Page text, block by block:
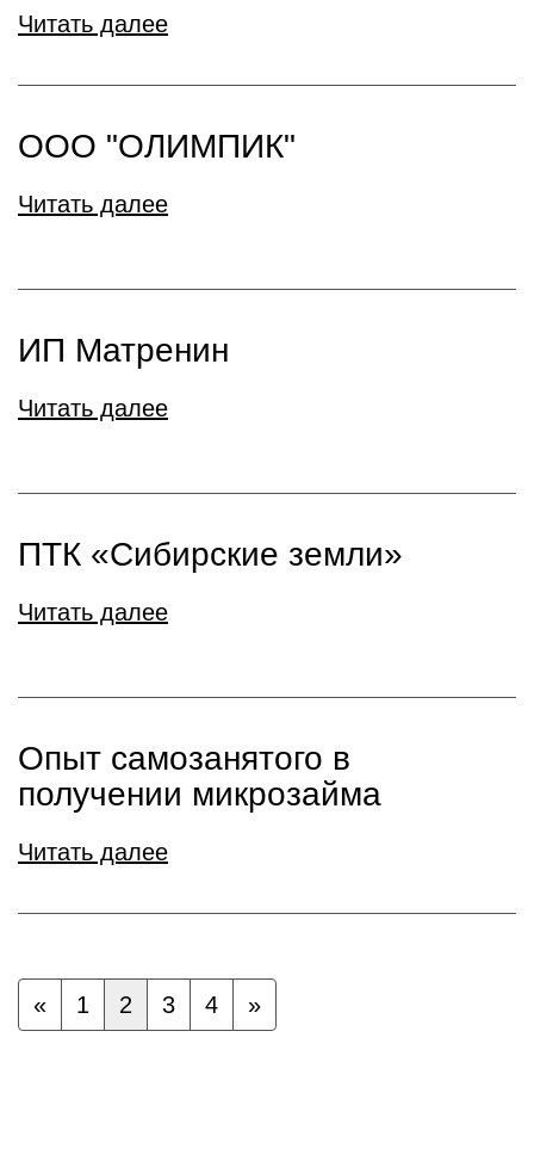
Читать далее
ООО "ОЛИМПИК"
Читать далее
ИП Матренин
Читать далее
ПТК «Сибирские земли»
Читать далее
Опыт самозанятого в
получении микрозайма
Читать далее
« 1 2 3 4 »